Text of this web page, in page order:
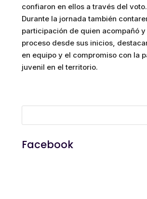
confiaron en ellos a través del voto.
Durante la jornada también
participación de quien acompañó
proceso desde sus inicios,
en equipo y el compromiso con la
juvenil en el territorio.
Facebook